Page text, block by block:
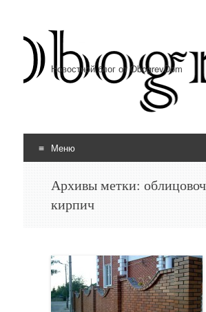
Новостной блог от ObogrevDom
Меню
Архивы метки:
кирпич